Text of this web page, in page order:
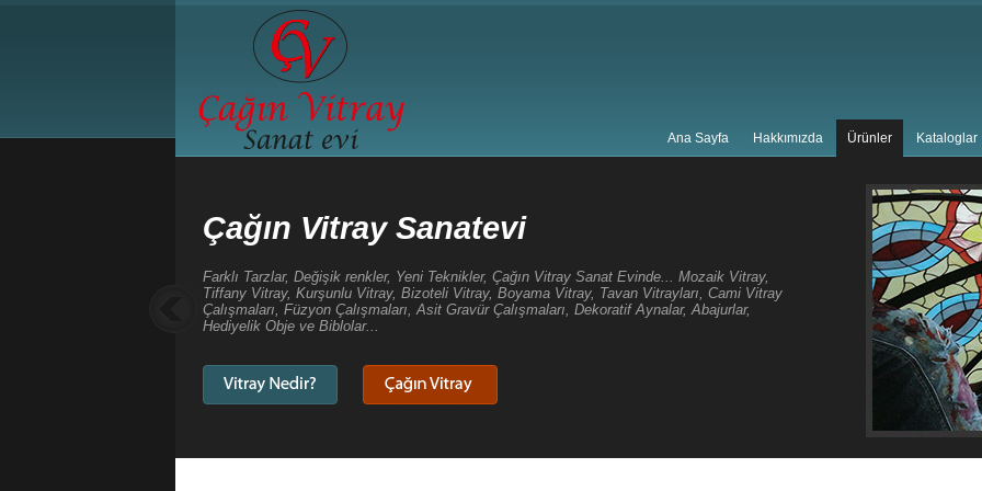
Ana Sayfa Hakkımızda Ürünler Kataloglar
Çağın Vitray Sanatevi
Farklı Tarzlar, Değişik renkler, Yeni Teknikler, Çağın Vitray Sanat Evinde... Mozaik Vitray,
Tiffany Vitray, Kurşunlu Vitray, Bizoteli Vitray, Boyama Vitray, Tavan Vitrayları, Cami Vitray
Çalışmaları, Füzyon Çalışmaları, Asit Gravür Çalışmaları, Dekoratif Aynalar, Abajurlar,
Hediyelik Obje ve Biblolar...